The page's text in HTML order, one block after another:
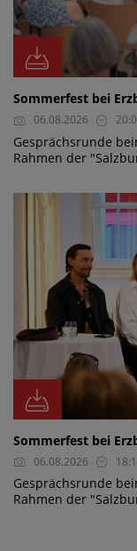
Sommerfest bei
06.08.2026
Gesprächsrunde
Rahmen der
Sommerfest bei
06.08.2026
Gesprächsrunde
Rahmen der